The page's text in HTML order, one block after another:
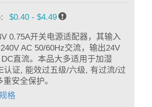
$0.40 - $4.49
0.75A开关电源适配器，其输入
AC 50/60Hz交流，输出24V
直流。本品大多适用于加湿
认证, 能效过五级/六级, 有过流/过
安全保护。
格